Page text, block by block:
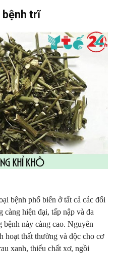
bệnh trĩ
bệnh phổ biến ở tất cả các đối
càng hiện đại, tấp nập và đa
bệnh này càng cao. Nguyên
hoạt thất thường và độc cho cơ
xanh, thiếu chất xơ, ngồi